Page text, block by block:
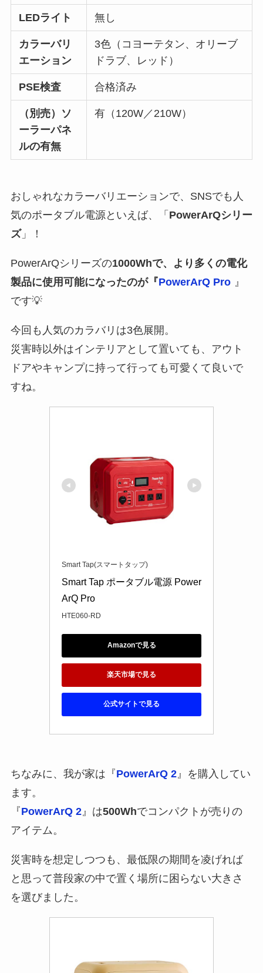
LEDライト 無し
カラーバリ
エーション
3色（コヨーテタン、オリーブ
ドラブ、レッド）
PSE検査 合格済み
（別売）ソ
ーラーパネ
ルの有無
有（120W／210W）
おしゃれなカラーバリエーションで、SNSでも人
気のポータブル電源といえば、「 PowerArQシリー
ズ」！
PowerArQシリーズの1000Whで、より多くの電化
製品に使用可能になったのが『PowerArQ Pro 』
です💡
今回も人気のカラバリは3色展開。
災害時以外はインテリアとして置いても、アウト
ドアやキャンプに持って行っても可愛くて良いで
すね。
Smart Tap(スマートタップ)
Smart Tap ポータブル電源 Power
ArQ Pro
HTE060-RD
Amazonで見る
楽天市場で見る
公式サイトで見る
ちなみに、 我が家は『PowerArQ 2』を購入してい
ます。
『PowerArQ 2』は500Whでコンパクトが売りの
アイテム。
災害時を想定しつつも、最低限の期間を凌げれば
と思って普段家の中で置く場所に困らない大きさ
を選びました。